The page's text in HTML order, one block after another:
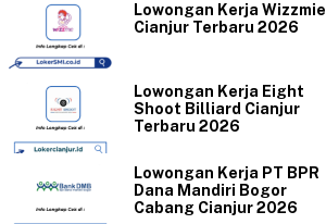
Lowongan Kerja Wizzmie
Cianjur Terbaru 2026
Lowongan Kerja Eight
Shoot Billiard Cianjur
Terbaru 2026
Lowongan Kerja PT BPR
Dana Mandiri Bogor
Cabang Cianjur 2026